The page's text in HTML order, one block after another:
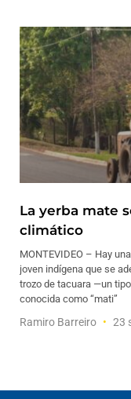
La yerba mate
climático
MONTEVIDEO – Hay
joven indígena que se
trozo de tacuara —un
conocida como “mati”
Ramiro Barreiro 23